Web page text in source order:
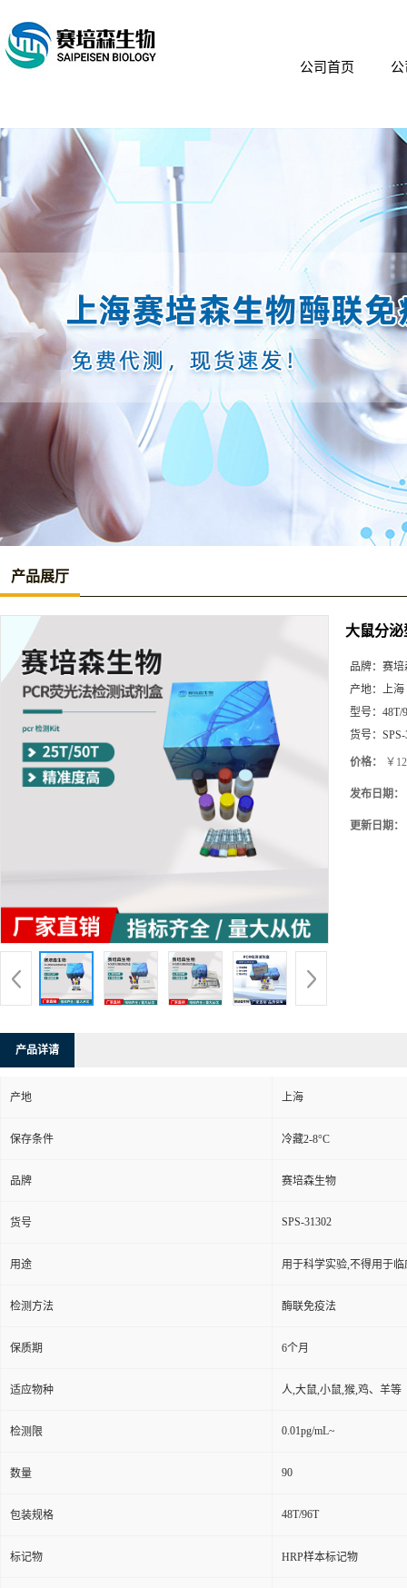
公司首页
产品展厅
大鼠分泌
品牌： 赛培
产地： 上海
型号： 48T/
货号：
价格： ￥
发布日期：
更新日期：
产品详请
产地 上海
保存条件 冷藏2-8°C
品牌 赛培森生物
货号 SPS-31302
用途 用于科学实验,不得用于临
检测方法 酶联免疫法
保质期 6个月
适应物种 人,大鼠,小鼠,猴,鸡、羊等
检测限 0.01pg/mL~
数量 90
包装规格 48T/96T
标记物 HRP样本标记物